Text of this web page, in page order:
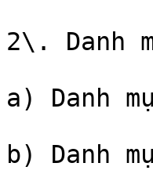
2\. Danh
a) Danh
b) Danh